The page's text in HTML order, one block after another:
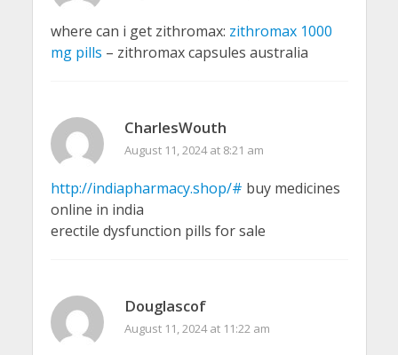
where can i get zithromax: zithromax 1000
mg pills – zithromax capsules australia
CharlesWouth
August 11, 2024 at 8:21 am
http://indiapharmacy.shop/# buy medicines
online in india
erectile dysfunction pills for sale
Douglascof
August 11, 2024 at 11:22 am